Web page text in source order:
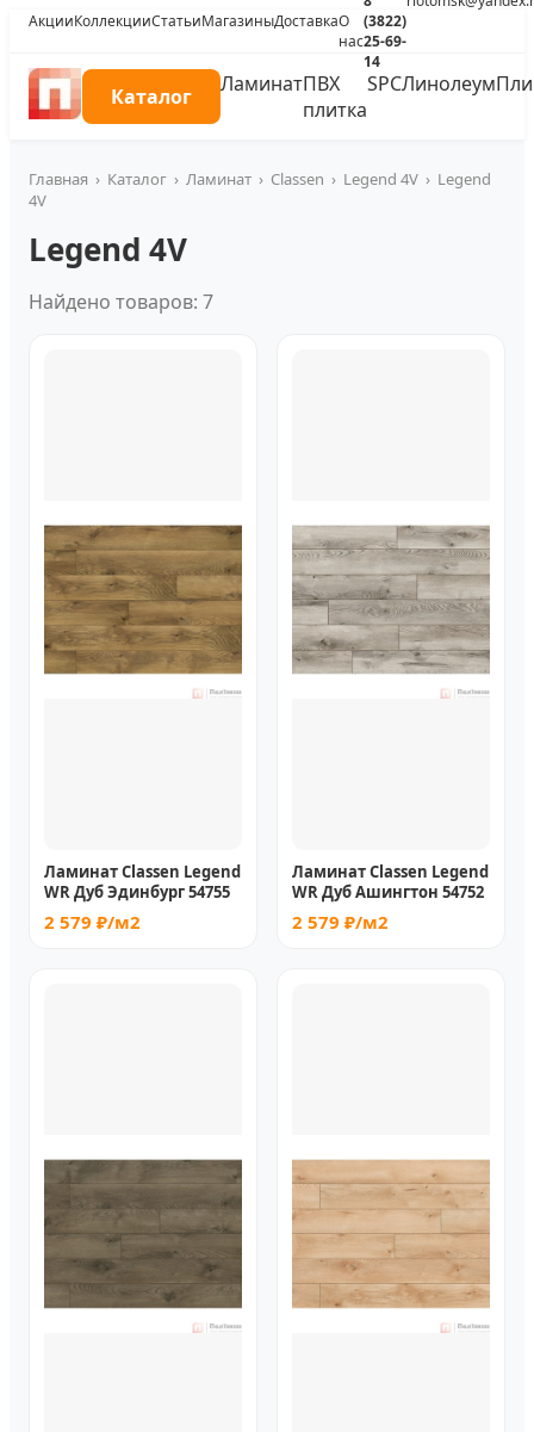
АкцииКоллекцииСтатьиМагазиныДоставкаО
нас
(3822)
25-69-
14
Каталог ЛаминатПВХ
плитка
SPCЛинолеум
Главная › Каталог › Ламинат › Classen › Legend 4V › Legend
4V
Legend 4V
Найдено товаров: 7
Ламинат Classen Legend
WR Дуб Эдинбург 54755
2 579 ₽/м2
Ламинат Classen Legend
WR Дуб Ашингтон 54752
2 579 ₽/м2